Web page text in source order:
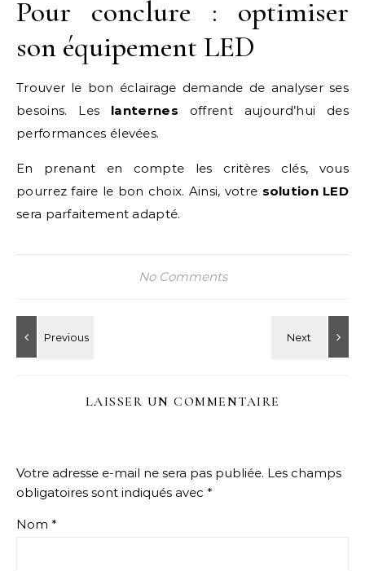
Pour conclure : optimiser
son équipement LED
Trouver le bon éclairage demande de analyser ses
besoins. Les lanternes offrent aujourd’hui des
performances élevées.
En prenant en compte les critères clés, vous
pourrez faire le bon choix. Ainsi, votre solution LED
sera parfaitement adapté.
No Comments
LAISSER UN COMMENTAIRE
Votre adresse e-mail ne sera pas publiée. Les champs
obligatoires sont indiqués avec *
Nom *